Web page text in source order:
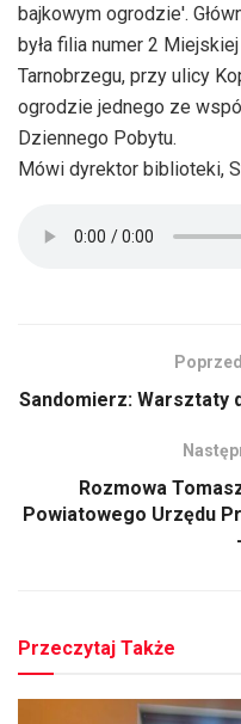
bajkowym ogrodzie'.
była filia numer 2
Tarnobrzegu, przy ulicy
ogrodzie jednego ze
Dziennego Pobytu.
Mówi dyrektor biblioteki,
Sandomierz: Warsztaty
Rozmowa
Powiatowego Urzędu
Przeczytaj Także